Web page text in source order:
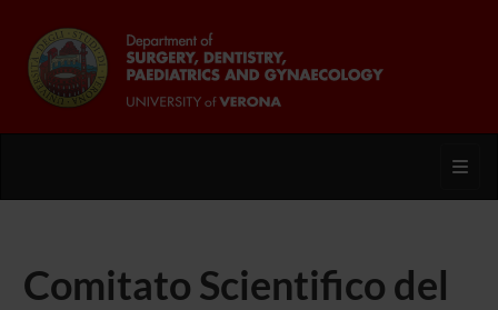
Comitato Scientifico del